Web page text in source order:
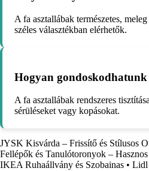
A fa asztallábak természetes,
széles választékban elérhetők.
Hogyan
A fa asztallábak rendszeres
sérüléseket vagy kopásokat.
JYSK Kisvárda – Frissítő és Stílusos
Fellépők és Tanulótoronyok –
IKEA Ruhaállvány és Szobainas • Lidl